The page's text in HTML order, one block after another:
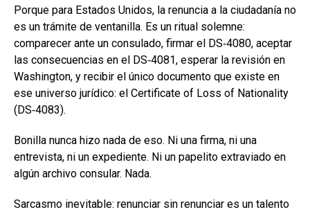
Porque para Estados Unidos, la renuncia a la ciudadanía no
es un trámite de ventanilla. Es un ritual solemne:
comparecer ante un consulado, firmar el DS‑4080, aceptar
las consecuencias en el DS‑4081, esperar la revisión en
Washington, y recibir el único documento que existe en
ese universo jurídico: el Certificate of Loss of Nationality
(DS‑4083).
Bonilla nunca hizo nada de eso. Ni una firma, ni una
entrevista, ni un expediente. Ni un papelito extraviado en
algún archivo consular. Nada.
Sarcasmo inevitable: renunciar sin renunciar es un talento